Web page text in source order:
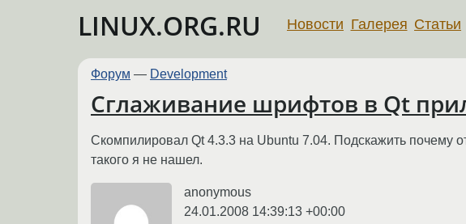
LINUX.ORG.RU Новости Галерея Статьи
Форум — Development
Сглаживание шрифтов в Qt
Скомпилировал Qt 4.3.3 на Ubuntu 7.04. Подскажить почему
такого я не нашел.
anonymous
24.01.2008 14:39:13 +00:00